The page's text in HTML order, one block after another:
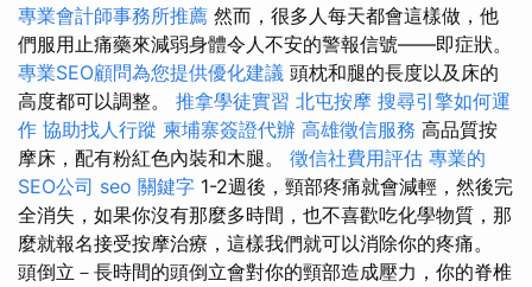
專業會計師事務所推薦 然而，很多人每天都會這樣做，他
們服用止痛藥來減弱身體令人不安的警報信號——即症狀。
專業SEO顧問為您提供優化建議 頭枕和腿的長度以及床的
高度都可以調整。 推拿學徒實習 北屯按摩 搜尋引擎如何運
作 協助找人行蹤 柬埔寨簽證代辦 高雄徵信服務 高品質按
摩床，配有粉紅色內裝和木腿。 徵信社費用評估 專業的
SEO公司 seo 關鍵字 1-2週後，頸部疼痛就會減輕，然後完
全消失，如果你沒有那麼多時間，也不喜歡吃化學物質，那
麼就報名接受按摩治療，這樣我們就可以消除你的疼痛。
頭倒立－長時間的頭倒立會對你的頸部造成壓力，你的脊椎